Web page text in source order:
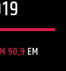
90,9 EM